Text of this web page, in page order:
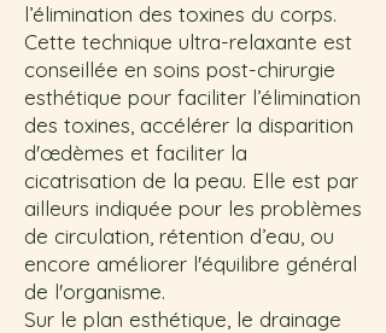
l’élimination des toxines du corps.
Cette technique ultra-relaxante est
conseillée en soins post-chirurgie
esthétique pour faciliter l’élimination
des toxines, accélérer la disparition
d'œdèmes et faciliter la
cicatrisation de la peau. Elle est par
ailleurs indiquée pour les problèmes
de circulation, rétention d’eau, ou
encore améliorer l'équilibre général
de l'organisme.
Sur le plan esthétique, le drainage